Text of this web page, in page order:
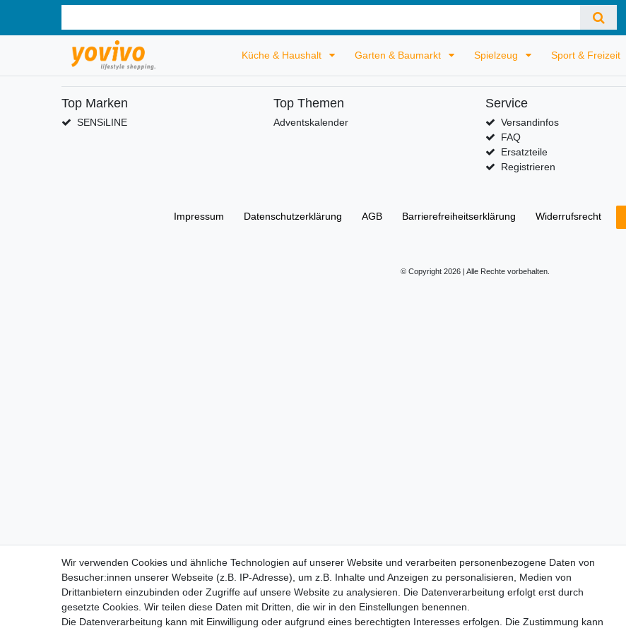
Küche & Haushalt Garten & Baumarkt Spielzeug Sport & Freizeit
Top Marken
SENSiLINE
Top Themen
Adventskalender
Service
Versandinfos
FAQ
Ersatzteile
Registrieren
Impressum Daten­schutz­erklärung AGB Barrierefreiheitserklärung Widerrufs­recht
© Copyright 2026 | Alle Rechte vorbehalten.
Wir verwenden Cookies und ähnliche Technologien auf unserer Website und verarbeiten personenbezogene Daten von
Besucher:innen unserer Webseite (z.B. IP-Adresse), um z.B. Inhalte und Anzeigen zu personalisieren, Medien von
Drittanbietern einzubinden oder Zugriffe auf unsere Website zu analysieren. Die Datenverarbeitung erfolgt erst durch
gesetzte Cookies. Wir teilen diese Daten mit Dritten, die wir in den Einstellungen benennen.
Die Datenverarbeitung kann mit Einwilligung oder aufgrund eines berechtigten Interesses erfolgen. Die Zustimmung kann